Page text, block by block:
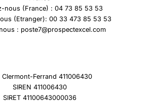
nous (France) : 04 73 85 53 53
(Etranger): 00 33 473 85 53 53
: poste7@prospectexcel.com
Clermont-Ferrand 411006430
SIREN 411006430
SIRET 41100643000036